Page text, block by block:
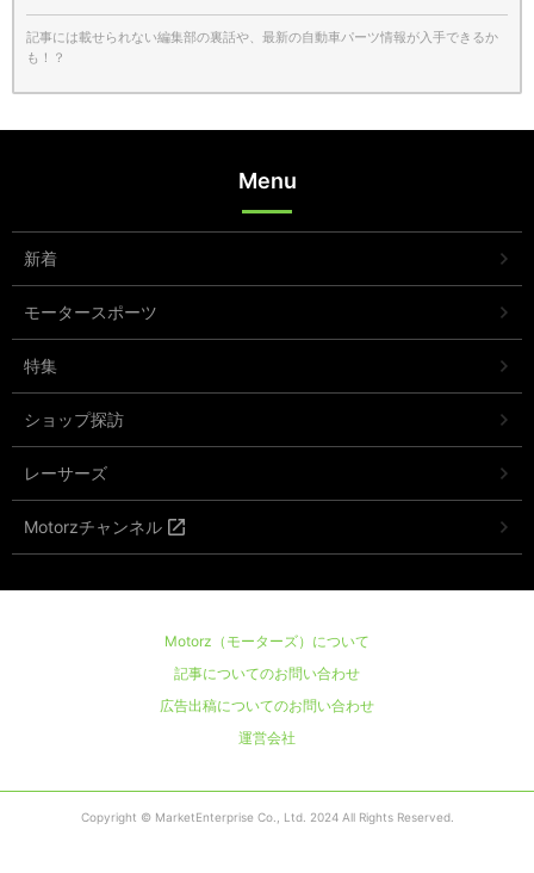
記事には載せられない編集部の裏話や、最新の自動車パーツ情報が入手できるか
も！？
Menu
新着
モータースポーツ
特集
ショップ探訪
レーサーズ
Motorzチャンネル
Motorz（モーターズ）について
記事についてのお問い合わせ
広告出稿についてのお問い合わせ
運営会社
Copyright © MarketEnterprise Co., Ltd. 2024 All Rights Reserved.